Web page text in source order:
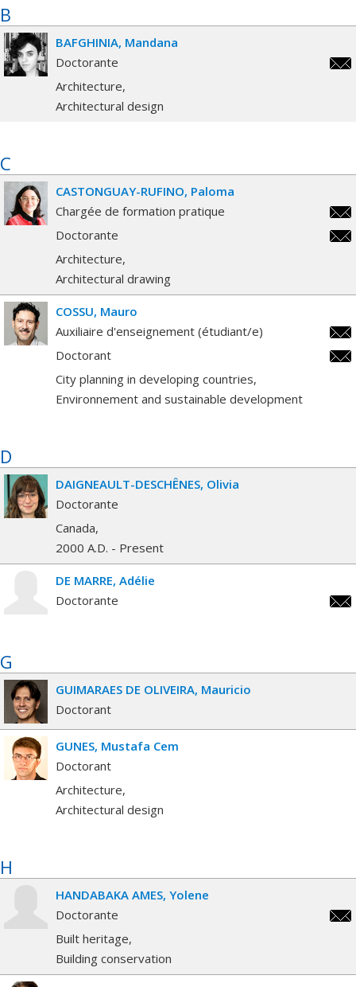
B
BAFGHINIA Mandana
Doctorante
Architecture
Architectural design
C
CASTONGUAY-RUFINO Paloma
Chargée de formation pratique
Doctorante
Architecture
Architectural drawing
COSSU Mauro
Auxiliaire d'enseignement (étudiant/e)
Doctorant
City planning in developing countries
Environnement and sustainable development
D
DAIGNEAULT-DESCHÊNES Olivia
Doctorante
Canada
2000 A.D. - Present
DE MARRE Adélie
Doctorante
G
GUIMARAES DE OLIVEIRA Mauricio
Doctorant
GUNES Mustafa Cem
Doctorant
Architecture
Architectural design
H
HANDABAKA AMES Yolene
Doctorante
Built heritage
Building conservation